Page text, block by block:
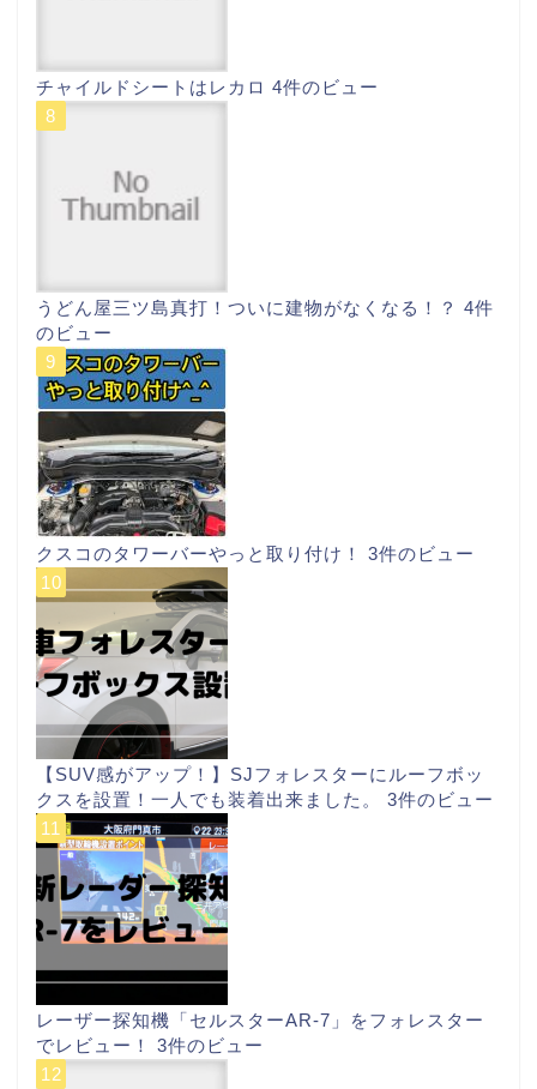
チャイルドシートはレカロ 4件のビュー
うどん屋三ツ島真打！ついに建物がなくなる！？ 4件
のビュー
クスコのタワーバーやっと取り付け！ 3件のビュー
【SUV感がアップ！】SJフォレスターにルーフボッ
クスを設置！一人でも装着出来ました。 3件のビュー
レーザー探知機「セルスターAR-7」をフォレスター
でレビュー！ 3件のビュー